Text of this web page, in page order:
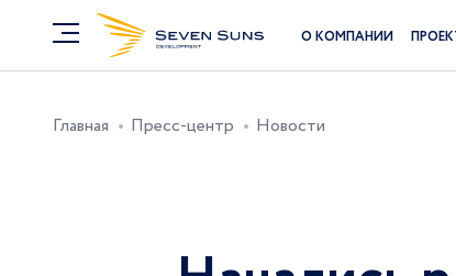
О КОМПАНИИ
Главная Пресс-центр Новости